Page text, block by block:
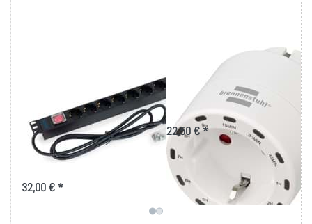
Steckdosenleiste 8-
fach Schuko mit
Schalter 16A
Schwarz
8-fach 19" Steckdosenleiste mit
32,00 € *
Countdown-Timer für
Ladeschränke
9-Stunden-Countdown-
Schaltsteckdose
22,50 € *